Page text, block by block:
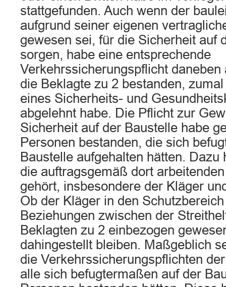
stattgefunden. Auch wenn der
aufgrund seiner eigenen
gewesen sei, für die Sicherheit auf
sorgen, habe eine entsprechende
Verkehrssicherungspflicht
die Beklagte zu 2 bestanden,
eines Sicherheits- und
abgelehnt habe. Die Pflicht zur
Sicherheit auf der Baustelle habe
Personen bestanden, die sich
Baustelle aufgehalten hätten. Dazu
die auftragsgemäß dort
gehört, insbesondere der Kläger
Ob der Kläger in den
Beziehungen zwischen der
Beklagten zu 2 einbezogen
dahingestellt bleiben. Maßgeblich
die Verkehrssicherungspflichten
alle sich befugtermaßen auf der